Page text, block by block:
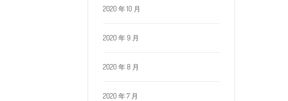
2020 年 10 月
2020 年 9 月
2020 年 8 月
2020 年 7 月